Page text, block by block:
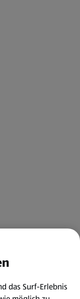
das Surf-Erlebnis